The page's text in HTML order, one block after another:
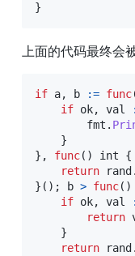
}
上面的代码最终会
if a, b := func
if ok, val
        fmt
.
}
} , func( ) int
{
return rand .
} ( ) ; b > func( )
if ok, val
return
}
return rand .